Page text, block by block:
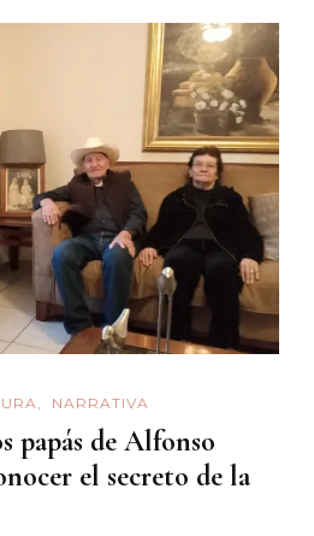
NARRATIVA
papás de Alfonso
el secreto de la